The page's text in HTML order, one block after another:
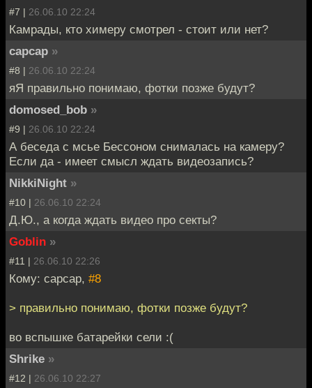
#7 | 26.06.10 22:24
Камрады, кто химеру смотрел - стоит или нет?
capcap »
#8 | 26.06.10 22:24
яЯ правильно понимаю, фотки позже будут?
domosed_bob »
#9 | 26.06.10 22:24
А беседа с мсье Бессоном снималась на камеру?
Если да - имеет смысл ждать видеозапись?
NikkiNight »
#10 | 26.06.10 22:24
Д.Ю., а когда ждать видео про секты?
Goblin »
#11 | 26.06.10 22:26
Кому: capcap, #8
> правильно понимаю, фотки позже будут?
во вспышке батарейки сели :(
Shrike »
#12 | 26.06.10 22:27